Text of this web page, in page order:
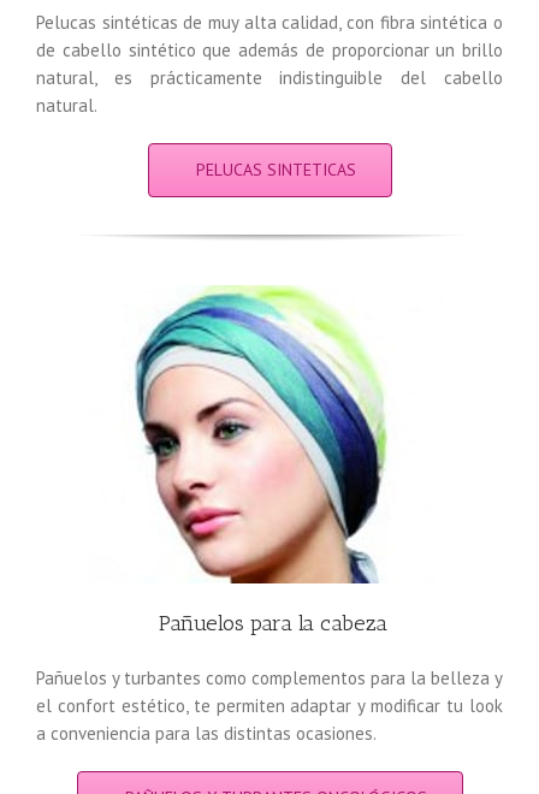
Pelucas sintéticas de muy alta calidad, con fibra sintética o
de cabello sintético que además de proporcionar un brillo
natural, es prácticamente indistinguible del cabello
natural.
PELUCAS SINTETICAS
Pañuelos para la cabeza
Pañuelos y turbantes como complementos para la belleza y
el confort estético, te permiten adaptar y modificar tu look
a conveniencia para las distintas ocasiones.